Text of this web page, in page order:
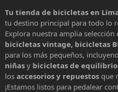
Tu tienda de bicicletas en
tu destino principal para todo lo
Explora nuestra amplia selección
bicicletas vintage, bicicletas
para los más pequeños,
niñas y bicicletas de equilibrio
los accesorios y repuestos que
¡Estamos listos para pedalear